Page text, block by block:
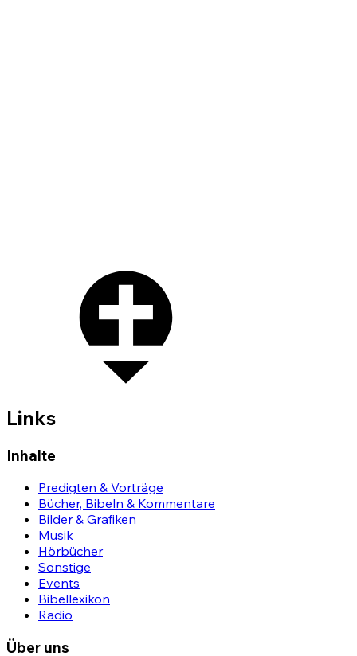
Links
Inhalte
Predigten & Vorträge
Bücher, Bibeln & Kommentare
Bilder & Grafiken
Musik
Hörbücher
Sonstige
Events
Bibellexikon
Radio
Über uns